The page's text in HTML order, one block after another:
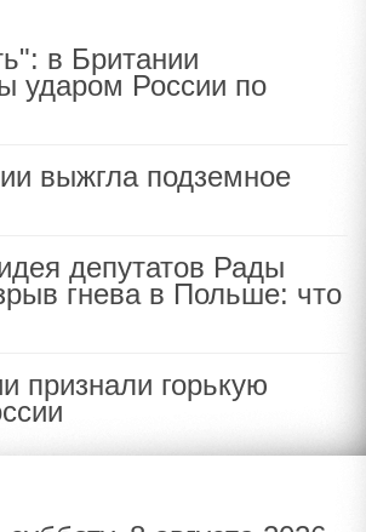
в Британии
ударом России по
выжгла подземное
депутатов Рады
гнева в Польше: что
признали горькую